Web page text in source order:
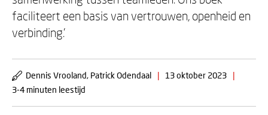
faciliteert een basis van vertrouwen, openheid en
verbinding.’
Dennis Vrooland, Patrick Odendaal | 13 oktober 2023
|
3-4 minuten leestijd